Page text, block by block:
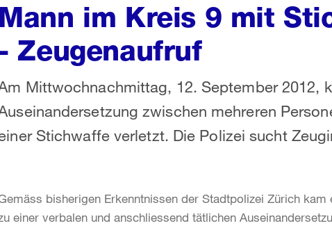
Mann im Kreis 9 mit
- Zeugenaufruf
Mittwochnachmittag, 12. September 2012,
zwischen mehreren
Stichwaffe verletzt. Die Polizei sucht
bisherigen Erkenntnissen der Stadtpolizei Zürich
einer verbalen und anschliessend tätlichen